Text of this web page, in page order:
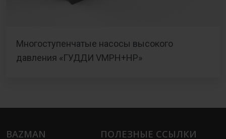
Многоступенчатые насосы высокого
давления «ГУДДИ VMPH+HP»
BAZMAN ПОЛЕЗНЫЕ ССЫЛКИ